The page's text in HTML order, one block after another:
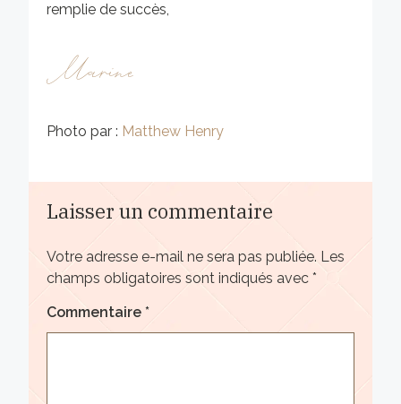
remplie de succès,
Marine
Photo par : Matthew Henry
Laisser un commentaire
Votre adresse e-mail ne sera pas publiée. Les
champs obligatoires sont indiqués avec*
Commentaire*